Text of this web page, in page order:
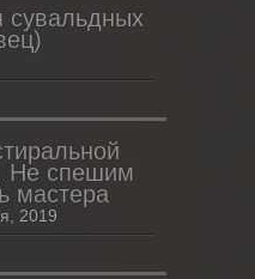
сувальдных
Не спешим
мастера
2019